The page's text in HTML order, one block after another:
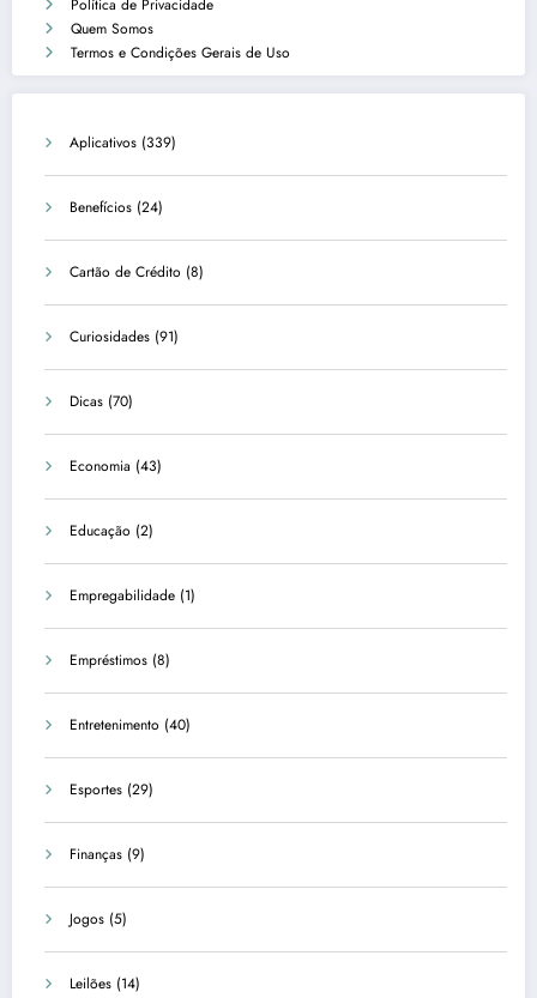
Política de Privacidade
Quem Somos
Termos e Condições Gerais de Uso
Aplicativos (339)
Benefícios (24)
Cartão de Crédito (8)
Curiosidades (91)
Dicas (70)
Economia (43)
Educação (2)
Empregabilidade (1)
Empréstimos (8)
Entretenimento (40)
Esportes (29)
Finanças (9)
Jogos (5)
Leilões (14)